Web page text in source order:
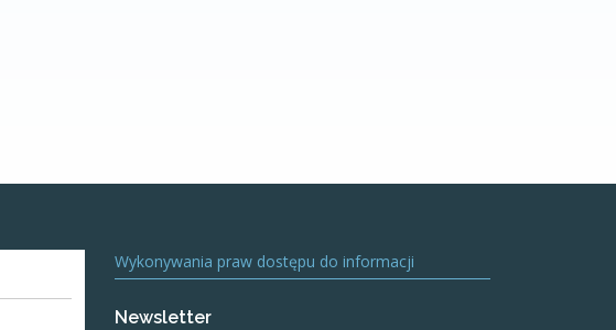
Wykonywania praw dostępu do informacji
Newsletter